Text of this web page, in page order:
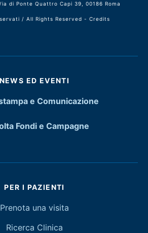
di Ponte Quattro Capi 39, 00186 Roma
/ All Rights Reserved - Credits
NEWS ED EVENTI
e Comunicazione
Fondi e Campagne
PER I PAZIENTI
Prenota una visita
Ricerca Clinica